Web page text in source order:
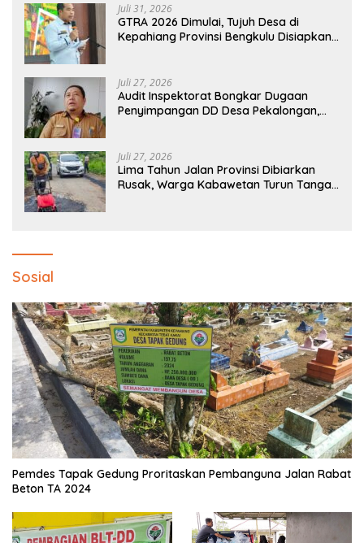
Juli 31, 2026
GTRA 2026 Dimulai, Tujuh Desa di
Kepahiang Provinsi Bengkulu Disiapkan
Juli 27, 2026
Audit Inspektorat Bongkar Dugaan
Penyimpangan DD Desa Pekalongan,
Juli 27, 2026
Lima Tahun Jalan Provinsi Dibiarkan
Rusak, Warga Kabawetan Turun Tangan
Sosial
Pemdes Tapak Gedung Proritaskan Pembanguna Jalan Rabat
Beton TA 2024